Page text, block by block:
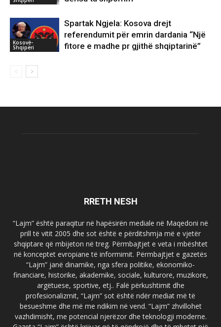
Kosovë-
Shqipëri
Spartak Ngjela: Kosova drejt
referendumit për emrin dardania “Një
fitore e madhe pr gjithë shqiptarinë”
RRETH NESH
“Lajm” është paraqitur në hapësirën mediale në Maqedoni në
prill të vitit 2005 dhe sot është e përditshmja më e vjetër
shqiptare që mbijeton në treg. Përmbajtjet e veta i mbështet
në konceptet evropiane të informimit. Përmbajtjet e gazetës
“Lajm” janë dinamike, nga sfera politike, ekonomiko-
financiare, historike, akademike, sociale, kulturore, muzikore,
argëtuese, sportive, etj.. Falë përkushtimit dhe
profesionalizmit, “Lajm” sot është ndër mediat më të
besueshme dhe më me ndikim në vend. “Lajm” zhvillohet
vazhdimisht, me potencial njerëzor dhe teknologji moderne.